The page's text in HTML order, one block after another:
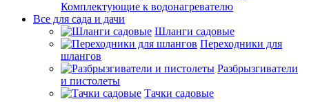
Комплектующие к водонагревателю
Все для сада и дачи
Шланги садовые
Переходники для
шлангов
Разбрызгиватели
и пистолеты
Тачки садовые